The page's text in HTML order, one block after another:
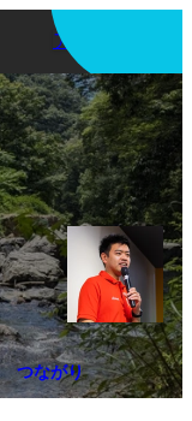
アプリを使う
つながり